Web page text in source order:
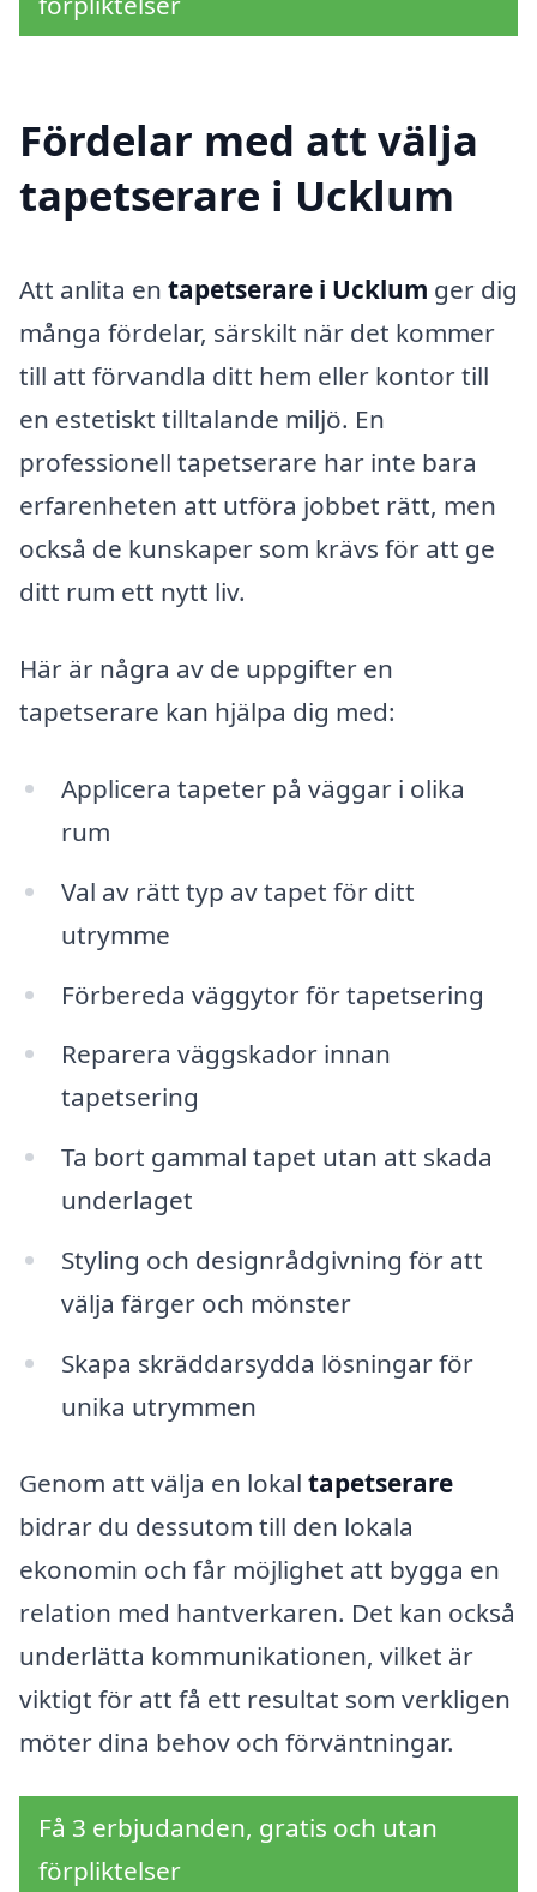
Fördelar med att välja
tapetserare i Ucklum
Att anlita en tapetserare i Ucklum ger dig
många fördelar, särskilt när det kommer
till att förvandla ditt hem eller kontor till
en estetiskt tilltalande miljö. En
professionell tapetserare har inte bara
erfarenheten att utföra jobbet rätt, men
också de kunskaper som krävs för att ge
ditt rum ett nytt liv.
Här är några av de uppgifter en
tapetserare kan hjälpa dig med:
Applicera tapeter på väggar i olika
rum
Val av rätt typ av tapet för ditt
utrymme
Förbereda väggytor för tapetsering
Reparera väggskador innan
tapetsering
Ta bort gammal tapet utan att skada
underlaget
Styling och designrådgivning för att
välja färger och mönster
Skapa skräddarsydda lösningar för
unika utrymmen
Genom att välja en lokal tapetserare
bidrar du dessutom till den lokala
ekonomin och får möjlighet att bygga en
relation med hantverkaren. Det kan också
underlätta kommunikationen, vilket är
viktigt för att få ett resultat som verkligen
möter dina behov och förväntningar.
Få 3 erbjudanden, gratis och utan
förpliktelser